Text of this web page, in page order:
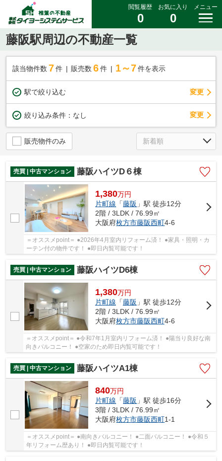
閲覧履歴
0
お気に入り
0
メニュー
藤阪駅周辺の不動産一覧
該当物件数 7件 販売数 6 件 1～7 件を表示
駅で絞り込む 変更
絞り込み条件： なし 変更
販売物件のみ
売買 | 中古マンション 藤阪ハイツD６棟
1,380万円
片町線 「藤阪 」駅 徒歩12分
2階 / 3LDK / 76.99㎡
大阪府枚方市藤阪西町4-6
＝オススメpoint＝ ●2026年4月室内リフォーム済！ ●家具・照明・カ
ーテン付の物件です！ ●即日内覧可能です！
売買 | 中古マンション 藤阪ハイツD6棟
1,380万円
片町線 「藤阪 」駅 徒歩12分
2階 / 3LDK / 76.99㎡
大阪府枚方市藤阪西町4-6
＝オススメpoint＝ ●令和7年1月室内リフォーム済！ ●陽当り良好な南
向きバルコニー！ ●空家のため即日内覧可能です！
売買 | 中古マンション 藤阪ハイツA1棟
840万円
片町線 「藤阪 」駅 徒歩16分
3階 / 3LDK / 76.99㎡
大阪府枚方市藤阪西町1-1
＝オススメpoint＝ ●南向きバルコニー！ ●二面バルコニー！ ●令和５
年リフォーム歴あり！ ●即日内覧可能です！